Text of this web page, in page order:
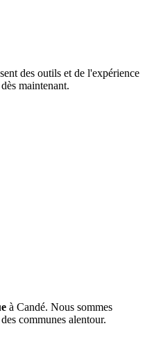
des outils et de l'expérience
dès maintenant.
à Candé. Nous sommes
communes alentour.